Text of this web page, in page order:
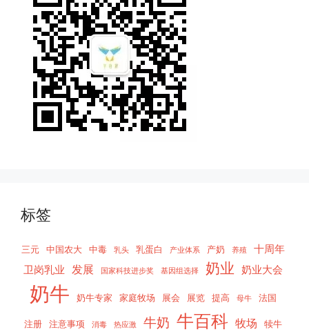
标签
三元 中国农大 中毒 乳头 乳蛋白 产业体系 产奶 养殖
十周年
卫岗乳业 发展 国家科技进步奖 基因组选择 奶业 奶业大会
奶牛 奶牛专家 家庭牧场 展会 展览 提高 母牛 法国
注册 注意事项 消毒 热应激 牛奶 牛百科 牧场 犊牛